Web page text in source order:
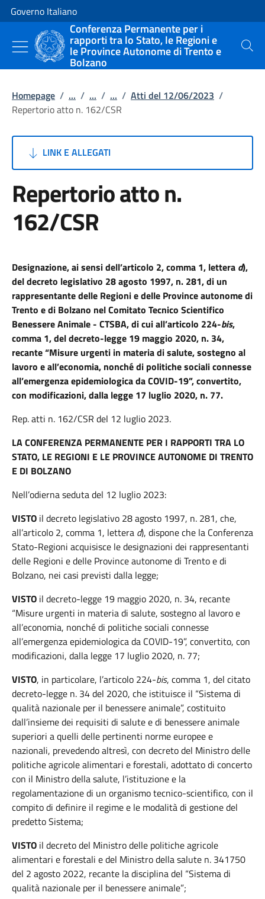
Vai al contenuto
Vai alla navigazione del sito
Governo Italiano
Conferenza Permanente per i
rapporti tra lo Stato, le Regioni e
le Province Autonome di Trento e
Bolzano
Cerca
Homepage / ... / ... / ... / Atti del 12/06/2023 /
Repertorio atto n. 162/CSR
LINK E ALLEGATI
Repertorio atto n.
162/CSR
Designazione, ai sensi dell’articolo 2, comma 1, lettera d),
del decreto legislativo 28 agosto 1997, n. 281, di un
rappresentante delle Regioni e delle Province autonome di
Trento e di Bolzano nel Comitato Tecnico Scientifico
Benessere Animale - CTSBA, di cui all’articolo 224-bis,
comma 1, del decreto-legge 19 maggio 2020, n. 34,
recante “Misure urgenti in materia di salute, sostegno al
lavoro e all’economia, nonché di politiche sociali connesse
all’emergenza epidemiologica da COVID-19”, convertito,
con modificazioni, dalla legge 17 luglio 2020, n. 77.
Rep. atti n. 162/CSR del 12 luglio 2023.
LA CONFERENZA PERMANENTE PER I RAPPORTI TRA LO
STATO, LE REGIONI E LE PROVINCE AUTONOME DI TRENTO
E DI BOLZANO
Nell’odierna seduta del 12 luglio 2023:
VISTO il decreto legislativo 28 agosto 1997, n. 281, che,
all’articolo 2, comma 1, lettera d), dispone che la Conferenza
Stato-Regioni acquisisce le designazioni dei rappresentanti
delle Regioni e delle Province autonome di Trento e di
Bolzano, nei casi previsti dalla legge;
VISTO il decreto-legge 19 maggio 2020, n. 34, recante
“Misure urgenti in materia di salute, sostegno al lavoro e
all’economia, nonché di politiche sociali connesse
all’emergenza epidemiologica da COVID-19”, convertito, con
modificazioni, dalla legge 17 luglio 2020, n. 77;
VISTO, in particolare, l’articolo 224-bis, comma 1, del citato
decreto-legge n. 34 del 2020, che istituisce il “Sistema di
qualità nazionale per il benessere animale”, costituito
dall’insieme dei requisiti di salute e di benessere animale
superiori a quelli delle pertinenti norme europee e
nazionali, prevedendo altresì, con decreto del Ministro delle
politiche agricole alimentari e forestali, adottato di concerto
con il Ministro della salute, l’istituzione e la
regolamentazione di un organismo tecnico-scientifico, con il
compito di definire il regime e le modalità di gestione del
predetto Sistema;
VISTO il decreto del Ministro delle politiche agricole
alimentari e forestali e del Ministro della salute n. 341750
del 2 agosto 2022, recante la disciplina del “Sistema di
qualità nazionale per il benessere animale”;